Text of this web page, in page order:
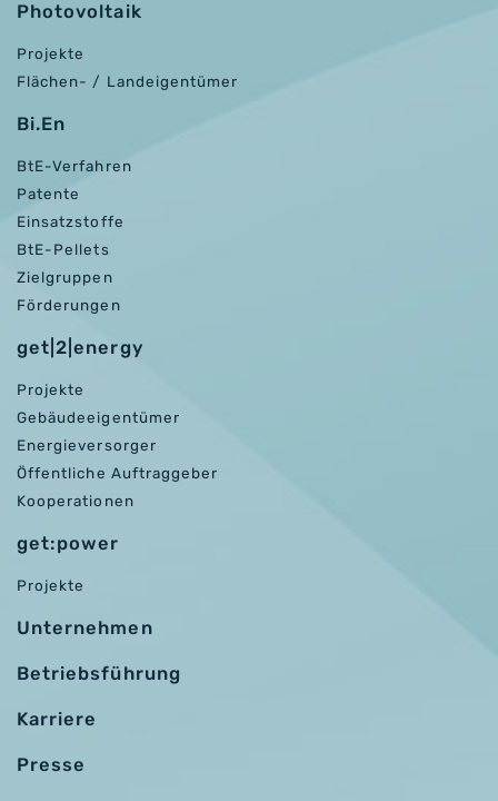
Photovoltaik
Projekte
Flächen- / Landeigentümer
Bi.En
BtE-Verfahren
Patente
Einsatzstoffe
BtE-Pellets
Zielgruppen
Förderungen
get|2|energy
Projekte
Gebäudeeigentümer
Energieversorger
Öffentliche Auftraggeber
Kooperationen
get:power
Projekte
Unternehmen
Betriebsführung
Karriere
Presse